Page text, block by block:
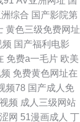
视频爱肏屄的肉棒
洲黄色在线看 91插
pc 欧美老妇性交 操
熟女熟妇BBw 九一
综合 国产影院第
黄色三级免费网址
频 国产福利电影
免费a一毛片 欧美
免费黄色网址在
频78 国产成人免
频 成人三级网站
网 51漫画成人 丁